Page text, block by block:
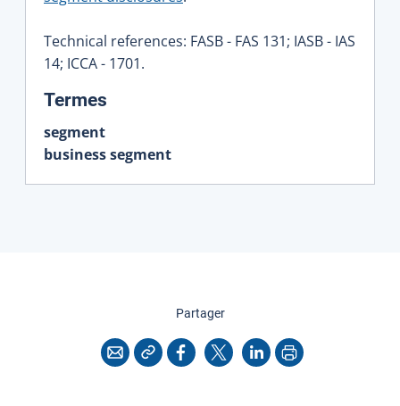
Technical references: FASB - FAS 131; IASB - IAS
14; ICCA - 1701.
Termes
segment
business segment
Partagercette page
CourrielCopier l'adresse
Facebook
X LinkedInImprimer